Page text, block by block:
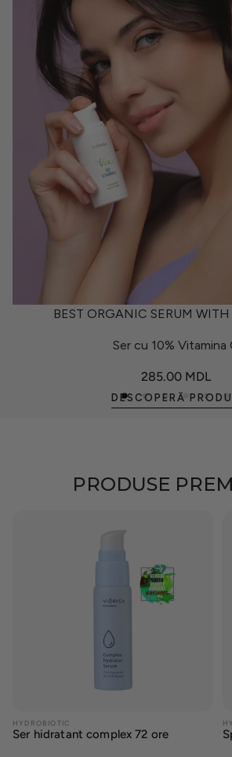
BEST ORGANIC SERUM
Ser cu 10% Vitamina
Preț
obișnuit
285.00 MDL
DESCOPERĂ
PRODUSE
HYDROBIOTIC
Ser hidratant complex 72 ore